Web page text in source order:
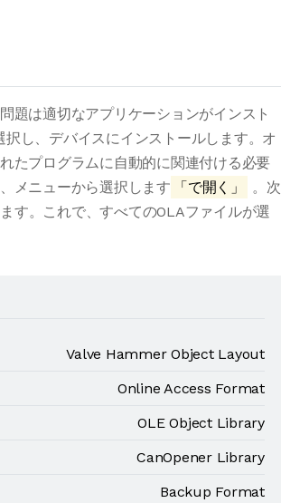
題は適切なアプリケーションがインスト
し、デバイスにインストールします。オ
たプログラムに自動的に関連付ける必要
メニューから選択します
「で開く」
。次
す。これで、すべてのOLAファイルが選
Valve Hammer Object Layout
Online Access Format
OLE Object Library
CanOpener Library
Backup Format